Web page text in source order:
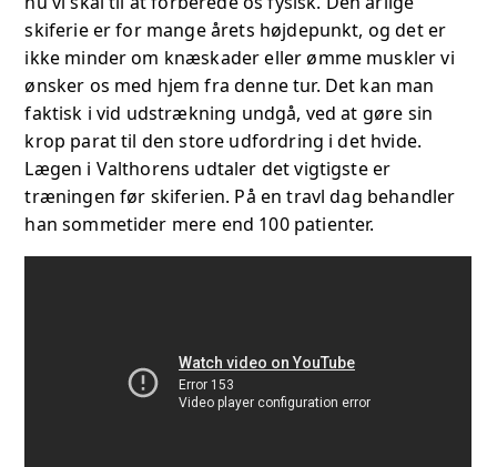
skiferie er for mange årets højdepunkt, og det er
ikke minder om knæskader eller ømme muskler vi
ønsker os med hjem fra denne tur. Det kan man
faktisk i vid udstrækning undgå, ved at gøre sin
krop parat til den store udfordring i det hvide.
Lægen i Valthorens udtaler det vigtigste er
træningen før skiferien. På en travl dag behandler
han sommetider mere end 100 patienter.